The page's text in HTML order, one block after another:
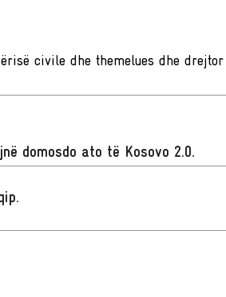
civile dhe themelues dhe
domosdo ato të Kosovo 2.0.
.